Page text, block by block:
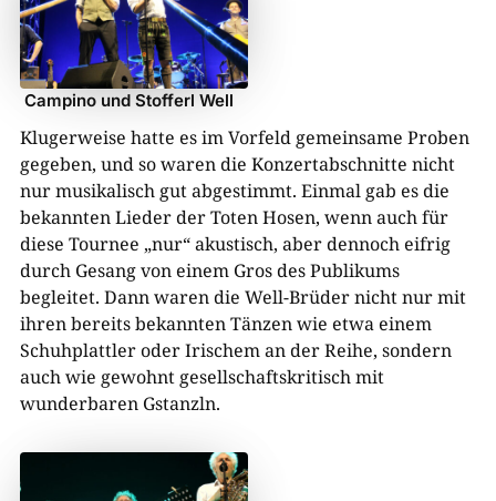
Campino und Stofferl Well
Klugerweise hatte es im Vorfeld gemeinsame Proben
gegeben, und so waren die Konzertabschnitte nicht
nur musikalisch gut abgestimmt. Einmal gab es die
bekannten Lieder der Toten Hosen, wenn auch für
diese Tournee „nur“ akustisch, aber dennoch eifrig
durch Gesang von einem Gros des Publikums
begleitet. Dann waren die Well-Brüder nicht nur mit
ihren bereits bekannten Tänzen wie etwa einem
Schuhplattler oder Irischem an der Reihe, sondern
auch wie gewohnt gesellschaftskritisch mit
wunderbaren Gstanzln.